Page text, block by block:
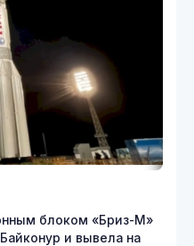
блоком «Бриз-М»
и вывела на